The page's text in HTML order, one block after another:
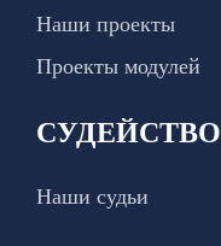
Наши проекты
Проекты модулей
СУДЕЙСТВО
Наши судьи